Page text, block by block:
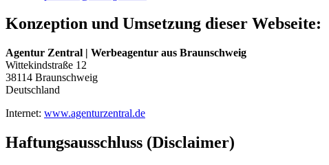
Konzeption und Umsetzung dieser Webseite:
Agentur Zentral | Werbeagentur aus Braunschweig
Wittekindstraße 12
38114 Braunschweig
Deutschland
Internet: www.agenturzentral.de
Haftungsausschluss (Disclaimer)